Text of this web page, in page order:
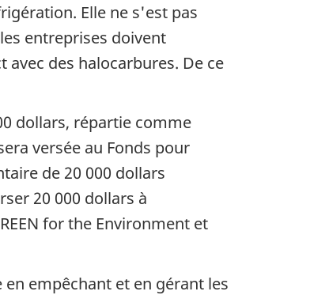
Elle ne s'est pas
entreprises doivent
des halocarbures. De ce
dollars, répartie comme
versée au Fonds pour
de 20 000 dollars
20 000 dollars à
for the Environment et
empêchant et en gérant les